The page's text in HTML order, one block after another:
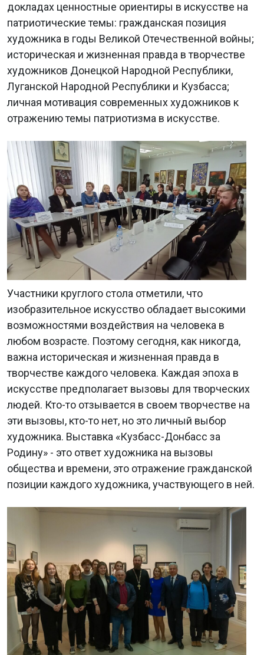
докладах ценностные ориентиры в искусстве на
патриотические темы: гражданская позиция
художника в годы Великой Отечественной войны;
историческая и жизненная правда в творчестве
художников Донецкой Народной Республики,
Луганской Народной Республики и Кузбасса;
личная мотивация современных художников к
отражению темы патриотизма в искусстве.
Участники круглого стола отметили, что
изобразительное искусство обладает высокими
возможностями воздействия на человека в
любом возрасте. Поэтому сегодня, как никогда,
важна историческая и жизненная правда в
творчестве каждого человека. Каждая эпоха в
искусстве предполагает вызовы для творческих
людей. Кто-то отзывается в своем творчестве на
эти вызовы, кто-то нет, но это личный выбор
художника. Выставка «Кузбасс-Донбасс за
Родину» - это ответ художника на вызовы
общества и времени, это отражение гражданской
позиции каждого художника, участвующего в ней.